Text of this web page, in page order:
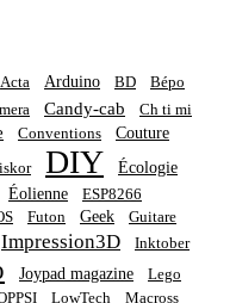
Acta Arduino BD
Bépo
Candy-cab
Ch ti mi
Conventions Couture
DIY Écologie
Éolienne
ESP8266
Futon Geek
Guitare
Impression3D Inktober
Joypad magazine Lego
LowTech Macross